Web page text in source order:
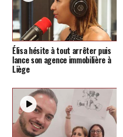
Élisa hésite à tout arrêter puis
lance son agence immobilière à
Liège